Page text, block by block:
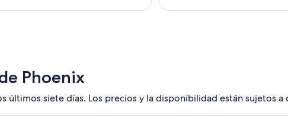
Phoenix
últimos siete días. Los precios y la disponibilidad están sujetos a